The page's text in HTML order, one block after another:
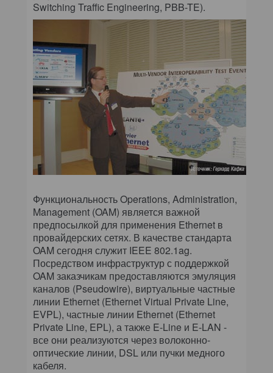
Switching Traffic Engineering, PBB-TE).
Функциональность Operations, Administration,
Management (OAM) является важной
предпосылкой для применения Ethernet в
провайдерских сетях. В качестве стандарта
OAM сегодня служит IEEE 802.1ag.
Посредством инфраструктур с поддержкой
OAM заказчикам предоставляются эмуляция
каналов (Pseudowire), виртуальные частные
линии Ethernet (Ethernet Virtual Private Line,
EVPL), частные линии Ethernet (Ethernet
Private Line, EPL), а также E-Line и E-LAN -
все они реализуются через волоконно-
оптические линии, DSL или пучки медного
кабеля.